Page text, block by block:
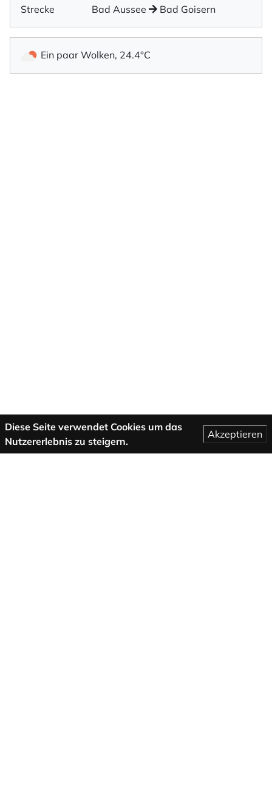
Strecke
Bad Aussee Bad Goisern
Ein paar Wolken, 24.4°C
Diese Seite verwendet Cookies um das
Nutzererlebnis zu steigern.
Akzeptieren